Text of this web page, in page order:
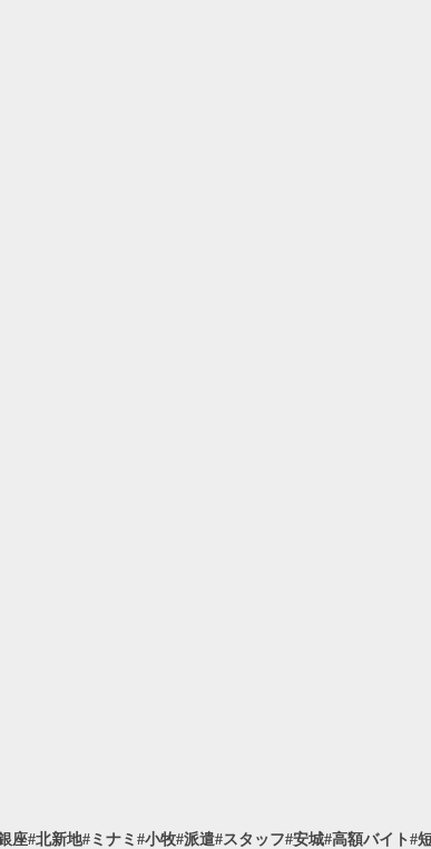
#北新地#ミナミ#小牧#派遣#スタッフ#安城#高額バイト#